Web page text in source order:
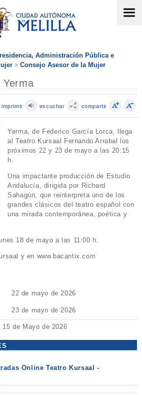
Administración Pública e
Consejo Asesor de la Mujer
Yerma
compartir
escuchar
imprimir
Yerma, de Federico García Lorca, llega
al Teatro Kursaal Fernando Arrabal los
próximos 22 y 23 de mayo a las 20:15
h.
Una impactante producción de Estudio
Andalucía, dirigida por Richard
Sahagún, que reinterpreta uno de los
grandes clásicos del teatro español con
una mirada contemporánea, poética y
18 de mayo a las 11:00 h.
y en www.bacantix.com
22 de mayo de 2026
23 de mayo de 2026
de Mayo de 2026
Online Teatro Kursaal -